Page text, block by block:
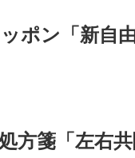
ポン「新自
方箋「左右